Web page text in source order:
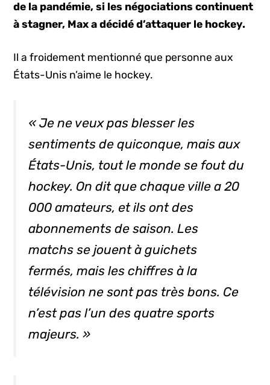
de la pandémie, si les négociations continuent
à stagner, Max a décidé d’attaquer le hockey.
Il a froidement mentionné que personne aux
États-Unis n’aime le hockey.
« Je ne veux pas blesser les
sentiments de quiconque, mais aux
États-Unis, tout le monde se fout du
hockey. On dit que chaque ville a 20
000 amateurs, et ils ont des
abonnements de saison. Les
matchs se jouent à guichets
fermés, mais les chiffres à la
télévision ne sont pas très bons. Ce
n’est pas l’un des quatre sports
majeurs. »